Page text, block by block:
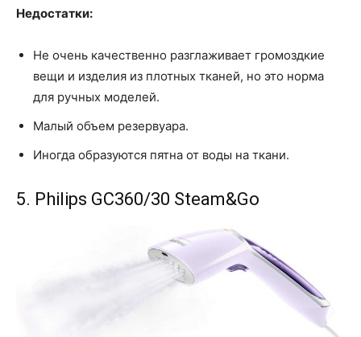
Недостатки:
Не очень качественно разглаживает громоздкие
вещи и изделия из плотных тканей, но это норма
для ручных моделей.
Малый объем резервуара.
Иногда образуются пятна от воды на ткани.
5. Philips GC360/30 Steam&Go